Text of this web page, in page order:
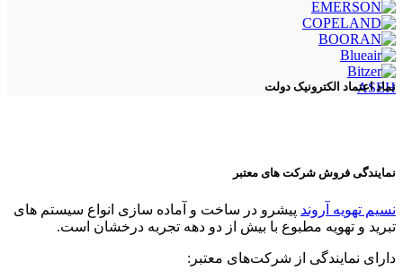
ASEH
نماد اعتماد الکترونیک دولت
نمایندگی فروش شرکت های معتبر
نسیم تهویه آروند پیشرو در ساخت و آماده سازی انواع سیستم های
تبرید و تهویه مطبوع با بیش از دو دهه تجربه درخشان است.
دارای نمایندگی از شرکت‌های معتبر: